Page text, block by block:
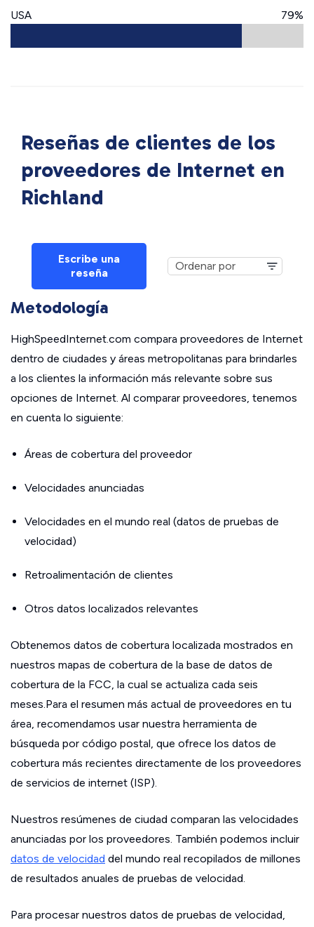
USA 79%
Reseñas de clientes de los
proveedores de Internet en
Richland
Escribe una
reseña
Metodología
HighSpeedInternet.com compara proveedores de Internet
dentro de ciudades y áreas metropolitanas para brindarles
a los clientes la información más relevante sobre sus
opciones de Internet. Al comparar proveedores, tenemos
en cuenta lo siguiente:
Áreas de cobertura del proveedor
Velocidades anunciadas
Velocidades en el mundo real (datos de pruebas de
velocidad)
Retroalimentación de clientes
Otros datos localizados relevantes
Obtenemos datos de cobertura localizada mostrados en
nuestros mapas de cobertura de la base de datos de
cobertura de la FCC, la cual se actualiza cada seis
meses.Para el resumen más actual de proveedores en tu
área, recomendamos usar nuestra herramienta de
búsqueda por código postal, que ofrece los datos de
cobertura más recientes directamente de los proveedores
de servicios de internet (ISP).
Nuestros resúmenes de ciudad comparan las velocidades
anunciadas por los proveedores. También podemos incluir
datos de velocidad del mundo real recopilados de millones
de resultados anuales de pruebas de velocidad.
Para procesar nuestros datos de pruebas de velocidad,